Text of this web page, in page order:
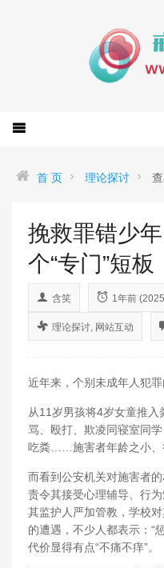
首 页 理论探讨
挽救罪错少
个“专门”短板
含笑 1年前
理论探讨, 网站互动
近年来，个别未成年人犯罪
从11岁男孩将4岁女童推
骂、殴打、欺凌同寝室同
吃粪……施害者年龄之小、
而看到公安机关对施害者
责令其接受心理辅导、行
其监护人严加管教，学校
的遭遇，不少人都表示：“
代价显得有点“不痛不痒”。